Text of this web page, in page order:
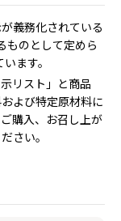
義務化されている
ものとして定めら
ます。
リスト」と商品
よび特定原材料に
購入、お召し上が
さい。